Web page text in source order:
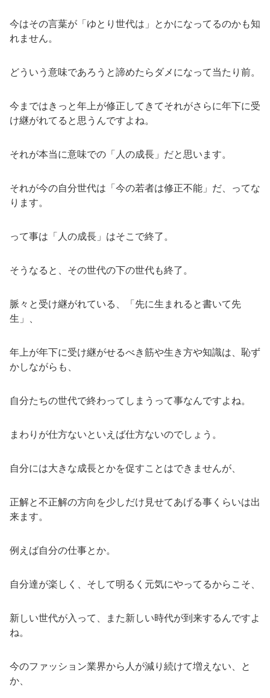
今はその言葉が「ゆとり世代は」とかになってるのかも知
れません。
どういう意味であろうと諦めたらダメになって当たり前。
今まではきっと年上が修正してきてそれがさらに年下に受
け継がれてると思うんですよね。
それが本当に意味での「人の成長」だと思います。
それが今の自分世代は「今の若者は修正不能」だ、ってな
ります。
って事は「人の成長」はそこで終了。
そうなると、その世代の下の世代も終了。
脈々と受け継がれている、「先に生まれると書いて先
生」、
年上が年下に受け継がせるべき筋や生き方や知識は、恥ず
かしながらも、
自分たちの世代で終わってしまうって事なんですよね。
まわりが仕方ないといえば仕方ないのでしょう。
自分には大きな成長とかを促すことはできませんが、
正解と不正解の方向を少しだけ見せてあげる事くらいは出
来ます。
例えば自分の仕事とか。
自分達が楽しく、そして明るく元気にやってるからこそ、
新しい世代が入って、また新しい時代が到来するんですよ
ね。
今のファッション業界から人が減り続けて増えない、と
か、